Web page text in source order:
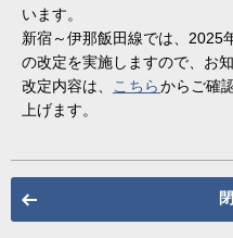
います。
新宿～伊那飯田線では、2025
の改定を実施しますので、お
改定内容は、
こちらからご確
上げます。